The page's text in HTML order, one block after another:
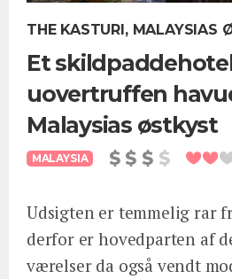
THE KASTURI, MALAYSIAS
Et
uovertruffen
Malaysias østkyst
MALAYSIA
Udsigten er temmelig rar
derfor er hovedparten af
værelser da også vendt